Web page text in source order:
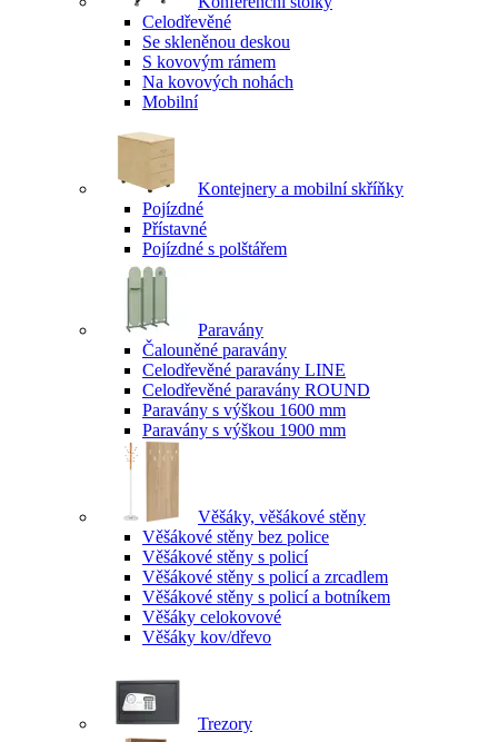
Celodřevěné
Se skleněnou deskou
S kovovým rámem
Na kovových nohách
Mobilní
Kontejnery a mobilní skříňky
Pojízdné
Přístavné
Pojízdné s polštářem
Paravány
Čalouněné paravány
Celodřevěné paravány LINE
Celodřevěné paravány ROUND
Paravány s výškou 1600 mm
Paravány s výškou 1900 mm
Věšáky, věšákové stěny
Věšákové stěny bez police
Věšákové stěny s policí
Věšákové stěny s policí a zrcadlem
Věšákové stěny s policí a botníkem
Věšáky celokovové
Věšáky kov/dřevo
Trezory